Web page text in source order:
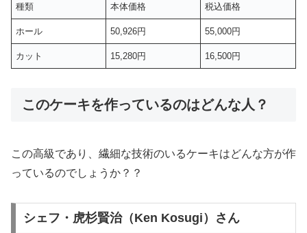
種類 本体価格 税込価格
ホール 50,926円 55,000円
カット 15,280円 16,500円
このケーキを作っているのはどんな人？
この高級であり、繊細な技術のいるケーキはどんな方が作
っているのでしょうか？？
シェフ・虎杉賢治（Ken Kosugi）さん